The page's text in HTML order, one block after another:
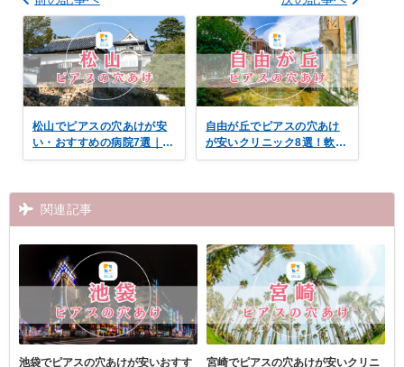
松山でピアスの穴あけが安
い・おすすめの病院7選｜口
コミ付き
自由が丘でピアスの穴あけ
が安いクリニック8選！軟
骨・ボディピアスも
関連記事
池袋でピアスの穴あけが安いおすす 宮崎でピアスの穴あけが安いクリニ